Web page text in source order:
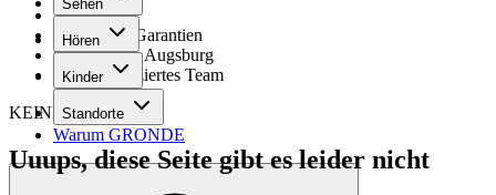
Sehen
Hören
Kinder
Standorte
Warum GRONDE
Seit 1971
GRONDE Garantien
8× im Raum Augsburg
Hochqualifiziertes Team
KEINE SORGE!
Uuups, diese Seite gibt es leider nicht